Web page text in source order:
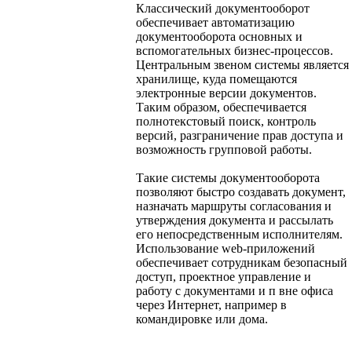
Классический документооборот
обеспечивает автоматизацию
документооборота основных и
вспомогательных бизнес-процессов.
Центральным звеном системы является
хранилище, куда помещаются
электронные версии документов.
Таким образом, обеспечивается
полнотекстовый поиск, контроль
версий, разграничение прав доступа и
возможность групповой работы.
Такие системы документооборота
позволяют быстро создавать документ,
назначать маршруты согласования и
утверждения документа и рассылать
его непосредственным исполнителям.
Использование web-приложений
обеспечивает сотрудникам безопасный
доступ, проектное управление и
работу с документами и п вне офиса
через Интернет, например в
командировке или дома.